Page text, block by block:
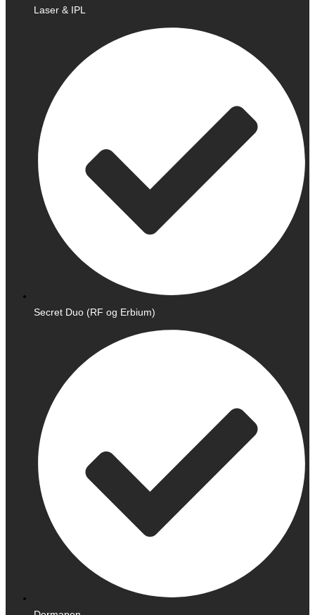
Laser & IPL
Secret Duo (RF og Erbium)